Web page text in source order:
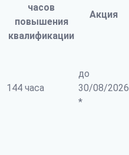
часов
повышения
квалификации
Акция
144 часа
до
30/08/2026
*